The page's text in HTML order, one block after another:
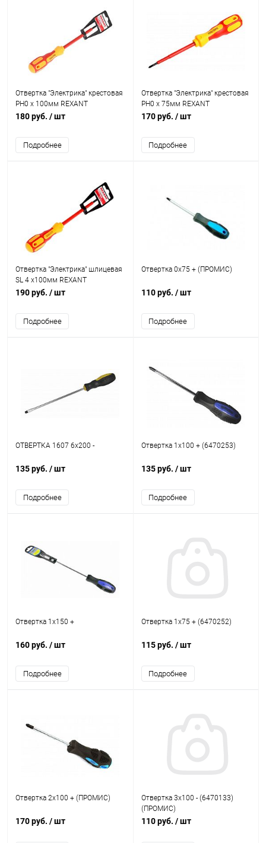
Отвертка "Электрика" крестовая
PH0 х 100мм REXANT
180 руб. / шт
Подробнее
Отвертка "Электрика" крестовая
PH0 х 75мм REXANT
170 руб. / шт
Подробнее
Отвертка "Электрика" шлицевая
SL 4 х100мм REXANT
190 руб. / шт
Подробнее
Отвертка 0х75 + (ПРОМИС)
110 руб. / шт
Подробнее
ОТВЕРТКА 1607 6х200 -
135 руб. / шт
Подробнее
Отвертка 1х100 + (6470253)
135 руб. / шт
Подробнее
Отвертка 1х150 +
160 руб. / шт
Подробнее
Отвертка 1х75 + (6470252)
115 руб. / шт
Подробнее
Отвертка 2х100 + (ПРОМИС)
170 руб. / шт
Отвертка 3х100 - (6470133)
(ПРОМИС)
110 руб. / шт